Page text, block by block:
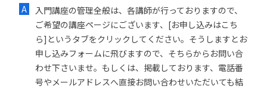
入門講座の管理全般は、各講師が行っておりますので、
ご希望の講座ページにございます、[お申し込みはこち
ら]というタブをクリックしてください。そうしますとお
申し込みフォームに飛びますので、そちらからお問い合
わせ下さいませ。もしくは、掲載しております、電話番
号やメールアドレスへ直接お問い合わせいただいても結